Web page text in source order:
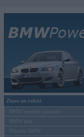
Ziņas un raksti
BMW modeļu jaunumi
BMW testi
Mēneša BMW